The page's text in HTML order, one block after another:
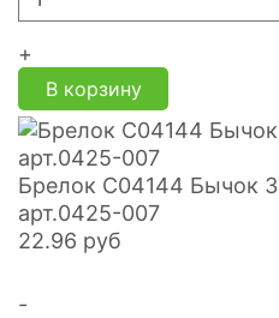
+
В корзину
Брелок С04144 Бычок
арт.0425-007
22.96 руб
-